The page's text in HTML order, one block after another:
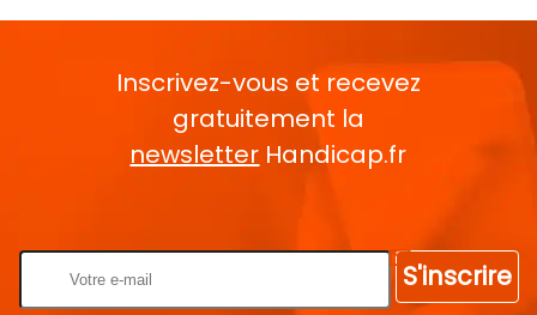
Inscrivez-vous et recevez
gratuitement la
newsletter Handicap.fr
S'inscrire